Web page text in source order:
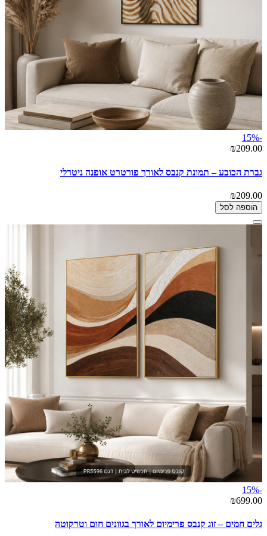
-15%
₪209.00
גברת הכובע – תמונת קנבס לאורך פורטרט אופנה ניטרלי
₪209.00
הוספה לסל
-15%
₪699.00
גלים חמים – זוג קנבס פרימיום לאורך בגוונים חום וטרקוטה